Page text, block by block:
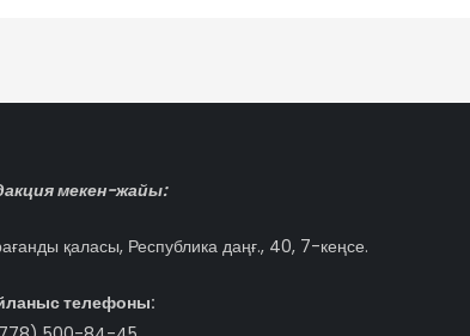
мекен-жайы:
қаласы, Республика даңғ., 40, 7-кеңсе.
телефоны: